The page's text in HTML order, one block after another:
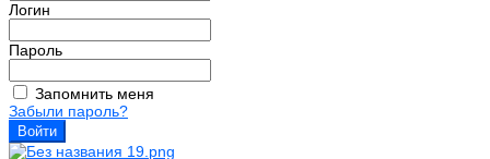
Логин
Пароль
Запомнить меня
Забыли пароль?